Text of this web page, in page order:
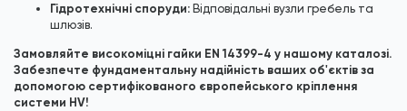
Гідротехнічні споруди: Відповідальні вузли гребель та
шлюзів.
Замовляйте високоміцні гайки EN 14399-4 у нашому каталозі.
Забезпечте фундаментальну надійність ваших об'єктів за
допомогою сертифікованого європейського кріплення
системи HV!